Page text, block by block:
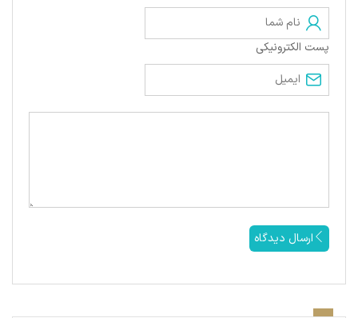
پست الکترونیکی
ارسال دیدگاه